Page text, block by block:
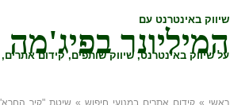
שיווק באינטרנט עם
המיליונר בפיג'מה
על שיווק באינטרנט, שיווק שותפים, קידום אתרים,
ראשי » קידום אתרים במנועי חיפוש» שיטת "קיר החרא", חוק